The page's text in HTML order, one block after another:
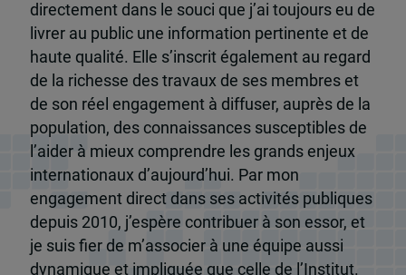
directement dans le souci que j’ai toujours eu de
livrer au public une information pertinente et de
haute qualité. Elle s’inscrit également au regard
de la richesse des travaux de ses membres et
de son réel engagement à diffuser, auprès de la
population, des connaissances susceptibles de
l’aider à mieux comprendre les grands enjeux
internationaux d’aujourd’hui. Par mon
engagement direct dans ses activités publiques
depuis 2010, j’espère contribuer à son essor, et
je suis fier de m’associer à une équipe aussi
dynamique et impliquée que celle de l’Institut.